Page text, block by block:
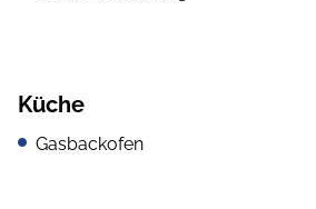
Küche
Gasbackofen